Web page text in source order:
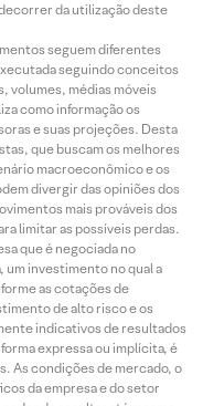
da utilização deste
seguem diferentes
seguindo conceitos
volumes, médias móveis
como informação os
e suas projeções. Desta
que buscam os melhores
macroeconômico e os
divergir das opiniões dos
mais prováveis dos
limitar as possíveis perdas.
que é negociada no
um investimento no qual a
as cotações de
de alto risco e os
indicativos de resultados
expressa ou implícita, é
As condições de mercado, o
da empresa e do setor